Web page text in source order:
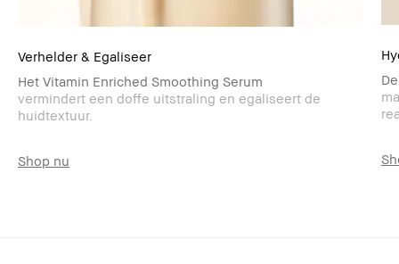
Verhelder & Egaliseer
Het Vitamin Enriched Smoothing Serum
vermindert een doffe uitstraling en egaliseert de
huidtextuur.
Shop nu